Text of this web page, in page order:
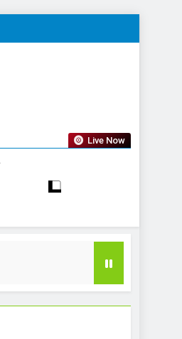
Live Now